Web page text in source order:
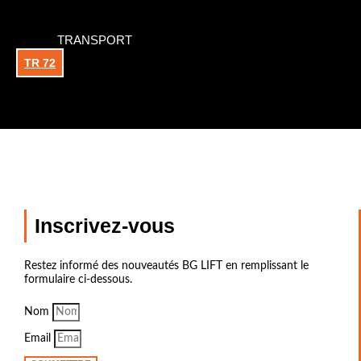
TRANSPORT
TR 72
Inscrivez-vous
Restez informé des nouveautés BG LIFT en remplissant le
formulaire ci-dessous.
Nom
Email